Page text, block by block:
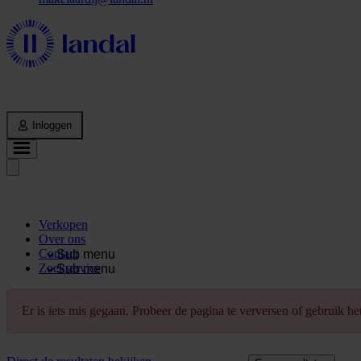
Inloggen
Verkopen
Over ons
Sub menu
Contact
Sub menu
Zoekservice
Er is iets mis gegaan. Probeer de pagina te verversen of gebruik